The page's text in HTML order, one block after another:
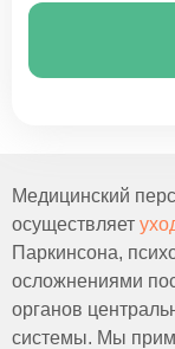
Медицинский
осуществляет
Паркинсона,
осложнениями
органов
системы. Мы